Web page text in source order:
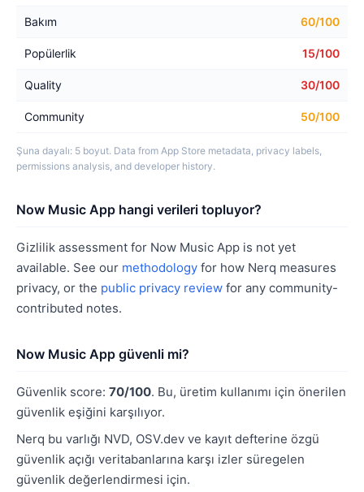
Bakım 60/100
Popülerlik 15/100
Quality 30/100
Community 50/100
Şuna dayalı: 5 boyut. Data from App Store metadata, privacy labels,
permissions analysis, and developer history.
Now Music App hangi verileri topluyor?
Gizlilik assessment for Now Music App is not yet
available. See our methodology for how Nerq measures
privacy, or the public privacy review for any community-
contributed notes.
Now Music App güvenli mi?
Güvenlik score: 70/100. Bu, üretim kullanımı için önerilen
güvenlik eşiğini karşılıyor.
Nerq bu varlığı NVD, OSV.dev ve kayıt defterine özgü
güvenlik açığı veritabanlarına karşı izler süregelen
güvenlik değerlendirmesi için.